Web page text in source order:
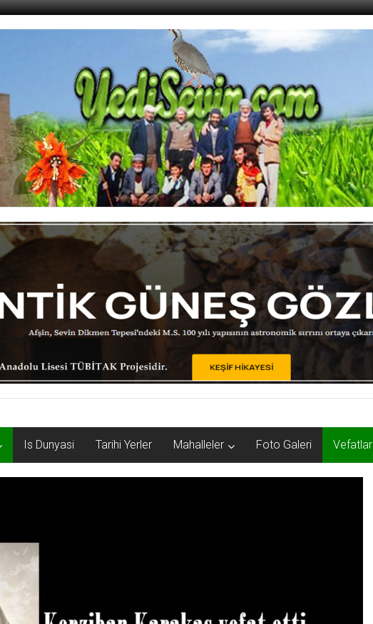
Is Dunyasi Tarihi Yerler Mahalleler Foto Galeri Vefatlar